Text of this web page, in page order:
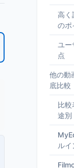
高く
のポ
ユー
点
他の動
底比較
比較
途別
ル